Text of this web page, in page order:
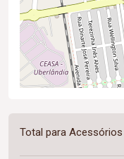
Total para Acessórios